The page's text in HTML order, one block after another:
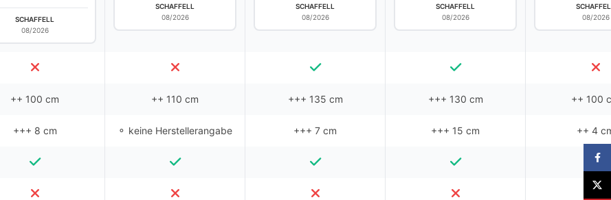
SCHAFFELL
08/2026
SCHAFFELL
08/2026
SCHAFFELL
08/2026
SCHAFFELL
08/2026
08/2026
++ 100 cm ++ 110 cm +++ 135 cm +++ 130 cm ++ 100
+++ 8 cm ⚬ keine Herstellerangabe +++ 7 cm +++ 15 cm ++ 4